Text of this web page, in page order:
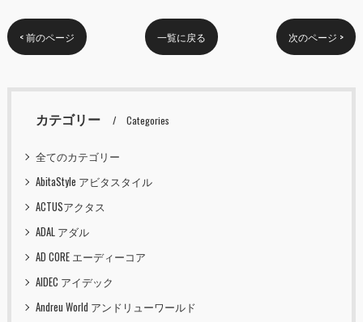
< 前のページ 一覧に戻る 次のページ >
カテゴリー Categories
全てのカテゴリー
AbitaStyle アビタスタイル
ACTUSアクタス
ADAL アダル
AD CORE エーディーコア
AIDEC アイデック
Andreu World アンドリューワールド